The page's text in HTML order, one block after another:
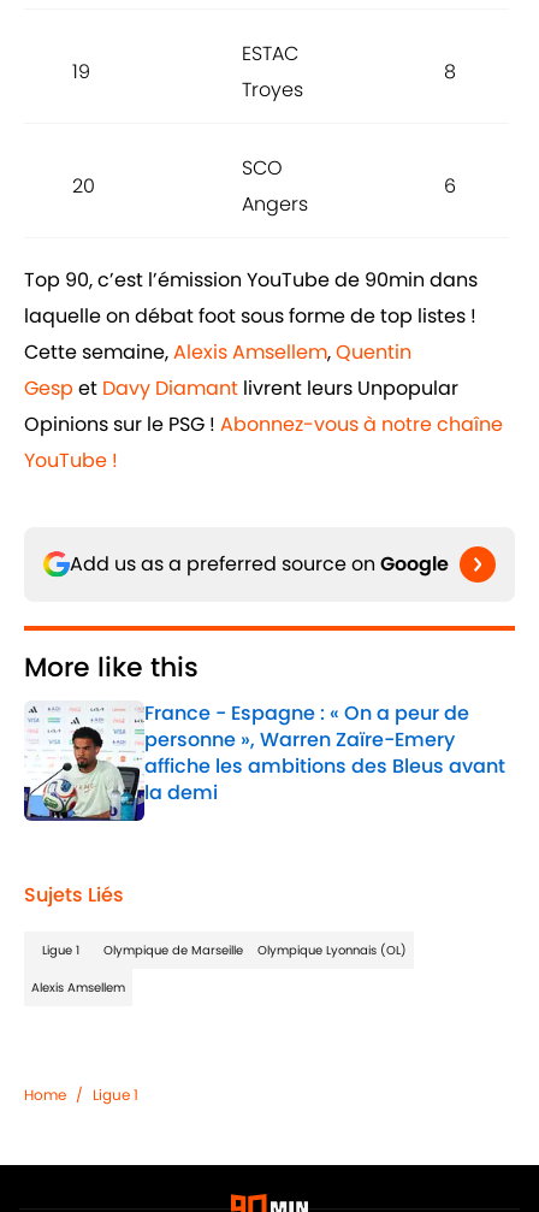
19
ESTAC
Troyes
8
20
SCO
Angers
6
Top 90, c’est l’émission YouTube de 90min dans
laquelle on débat foot sous forme de top listes !
Cette semaine,Alexis Amsellem,Quentin
Gesp et Davy Diamant livrent leurs Unpopular
Opinions sur le PSG ! Abonnez-vous à notre chaîne
YouTube !
Add us as a preferred source on Google
More like this
France - Espagne : « On a peur de
personne », Warren Zaïre-Emery
affiche les ambitions des Bleus avant
la demi
Published by on Invalid Date
Sujets Liés
Ligue 1 Olympique de Marseille Olympique Lyonnais (OL)
Alexis Amsellem
Home / Ligue 1